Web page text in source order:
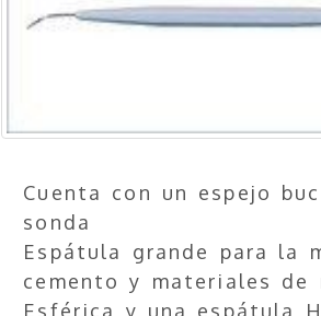
Cuenta con un espejo
sonda
Espátula grande para la
cemento y materiales de
Esférica y una espátula